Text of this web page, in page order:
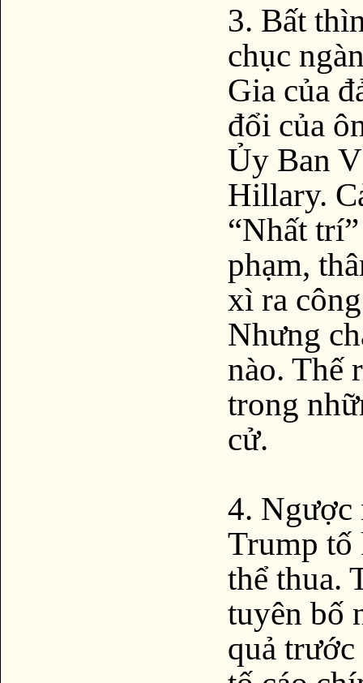
3. Bất
chục
Gia của
đổi của
Ủy Ban
Hillary.
“Nhất
phạm,
xì ra
Nhưng
nào. Thế
trong
cử.
4. Ngược
Trump tố
thể thua.
tuyên bố
quả